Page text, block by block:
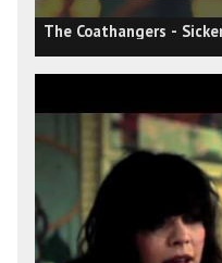
The Coathangers -